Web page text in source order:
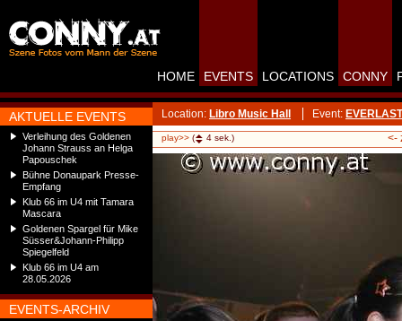
AKTUELLE EVENTS
Verleihung des Goldenen
Johann Strauss an Helga
Papouschek
Bühne Donaupark Presse-
Empfang
Klub 66 im U4 mit Tamara
Mascara
Goldenen Spargel für Mike
Süsser&Johann-Philipp
Spiegelfeld
Klub 66 im U4 am
28.05.2026
EVENTS-ARCHIV
HOME EVENTS LOCATIONS CONNY
Location: Libro Music Hall Event:
play>> ( 4 sek.) <-